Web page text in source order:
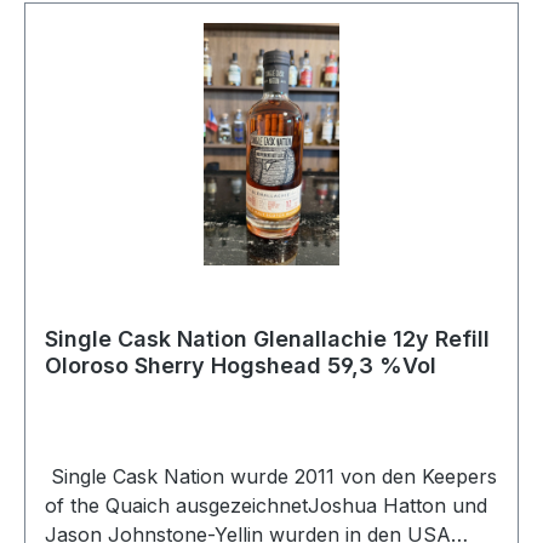
Single Cask Nation Glenallachie 12y Refill
Oloroso Sherry Hogshead 59,3 %Vol
Single Cask Nation wurde 2011 von den Keepers
of the Quaich ausgezeichnetJoshua Hatton und
Jason Johnstone-Yellin wurden in den USA